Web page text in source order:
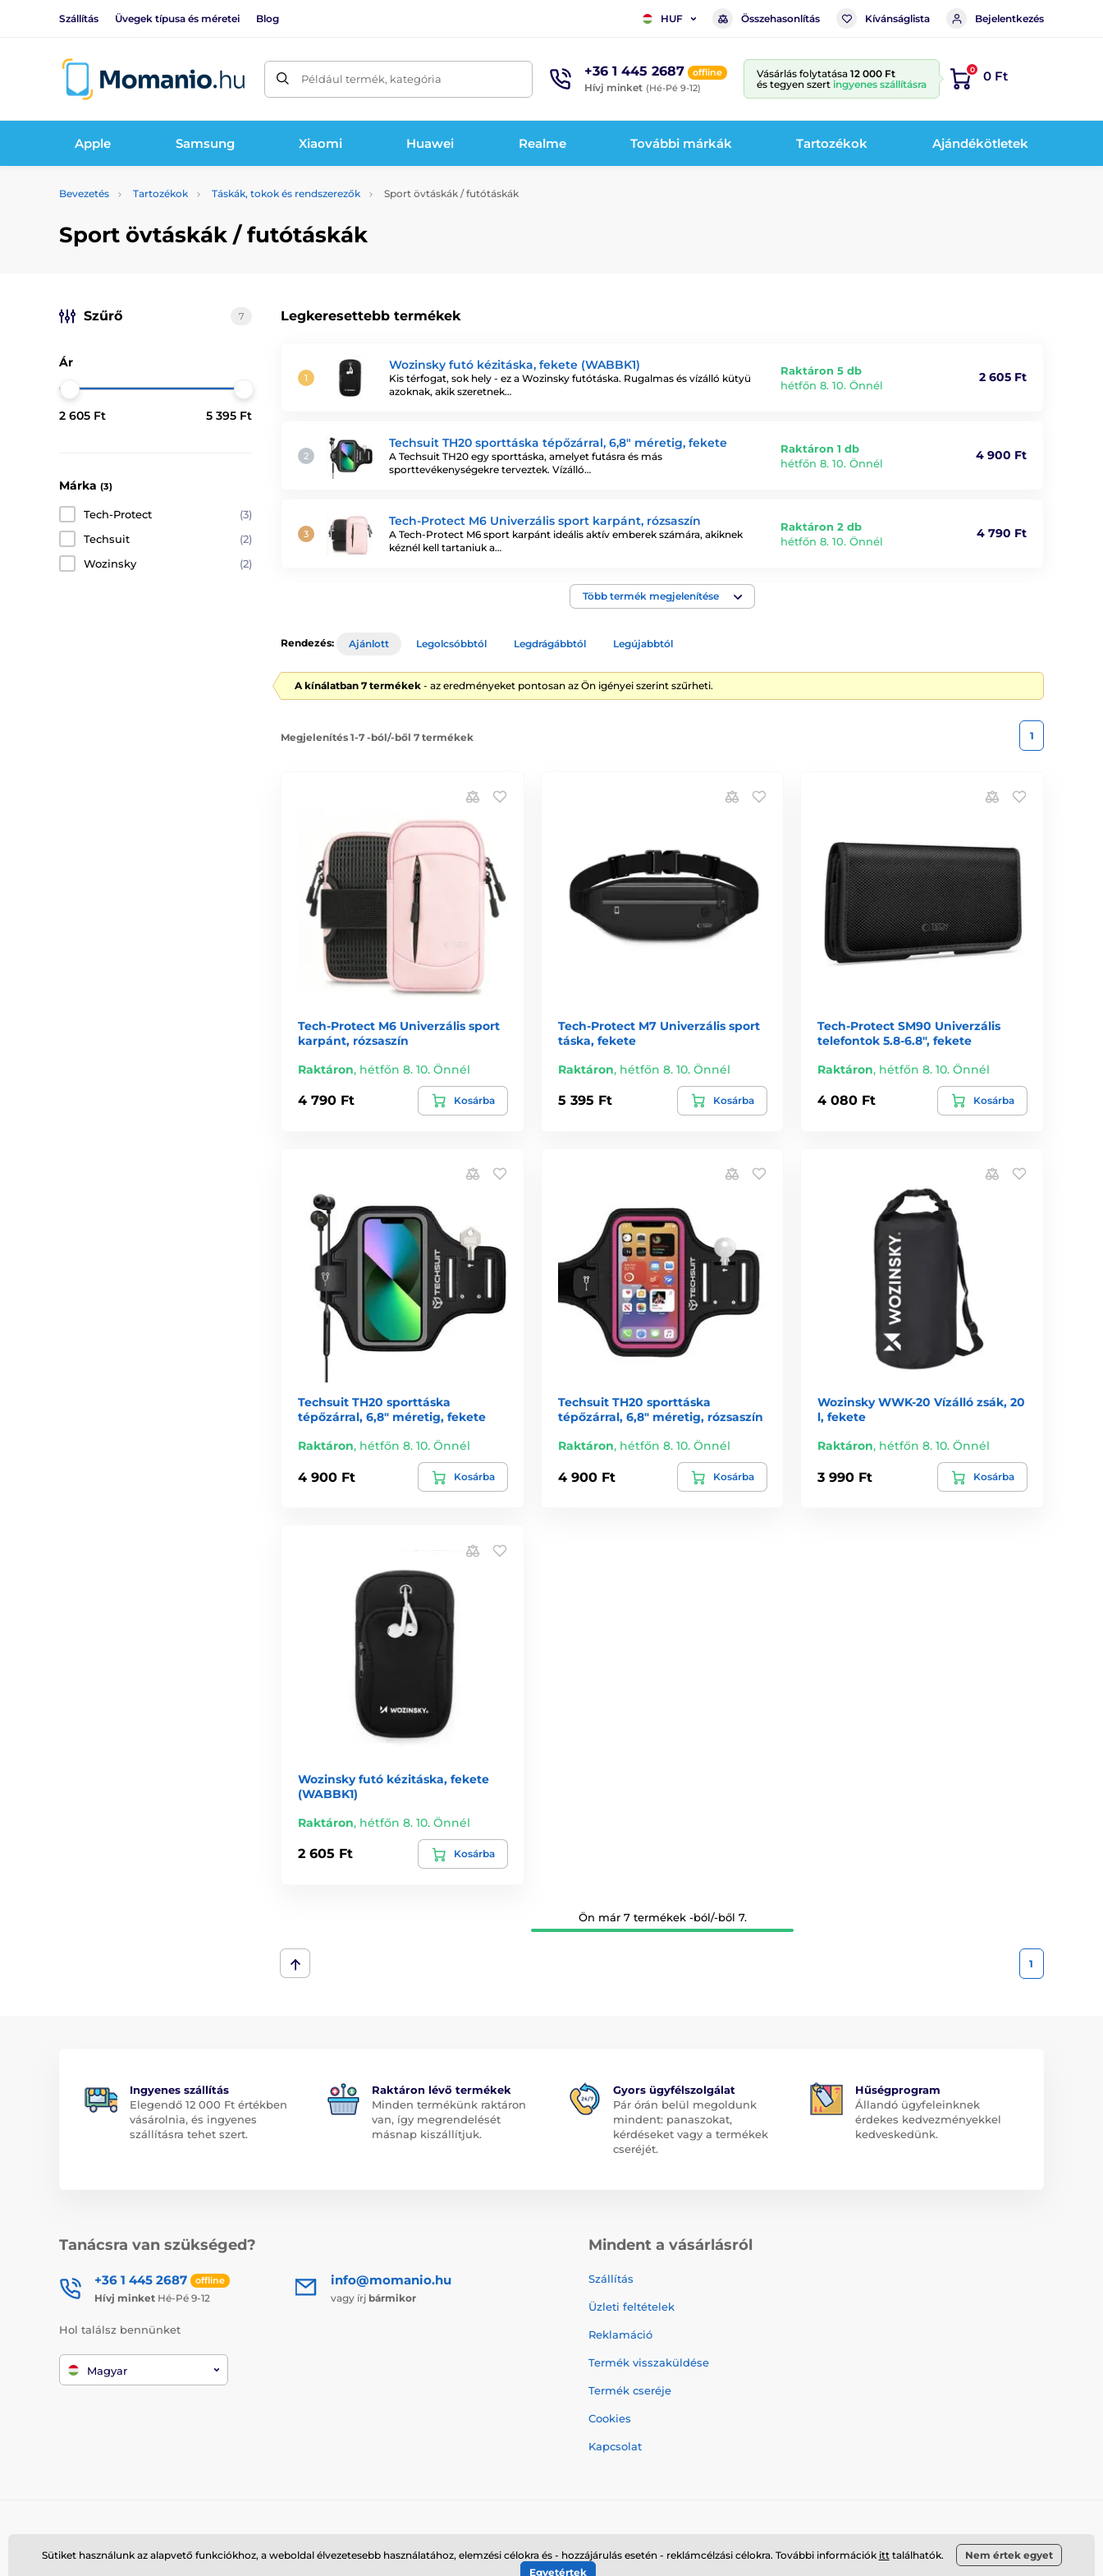
Szállítás Üvegek típusa és méretei Blog HUF Összehasonlítás Kívánságlista Bejelentkezés
Például termék, kategória +36 1 445 2687 offline
Hívj minket (Hé-Pé 9-12)
Vásárlás folytatása 12 000 Ft
és tegyen szert ingyenes szállításra
0 0 Ft
Apple Samsung Xiaomi Huawei Realme További márkák Tartozékok Ajándékötletek
Bevezetés Tartozékok Táskák, tokok és rendszerezők Sport övtáskák / futótáskák
Sport övtáskák / futótáskák
Legkeresettebb termékek
Wozinsky futó kézitáska, fekete (WABBK1)
Kis térfogat, sok hely - ez a Wozinsky futótáska. Rugalmas és vízálló kütyü
azoknak, akik szeretnek…
Raktáron 5 db
hétfőn 8. 10. Önnél
2 605 Ft
Techsuit TH20 sporttáska tépőzárral, 6,8" méretig, fekete
A Techsuit TH20 egy sporttáska, amelyet futásra és más
sporttevékenységekre terveztek. Vízálló…
Raktáron 1 db
hétfőn 8. 10. Önnél
4 900 Ft
Tech-Protect M6 Univerzális sport karpánt, rózsaszín
A Tech-Protect M6 sport karpánt ideális aktív emberek számára, akiknek
kéznél kell tartaniuk a…
Raktáron 2 db
hétfőn 8. 10. Önnél
4 790 Ft
Több termék megjelenítése
Szűrő 7
Ár
2 605 Ft 5 395 Ft
Márka (3)
Tech-Protect
(3)
Techsuit
(2)
Wozinsky
(2)
Rendezés: Ajánlott Legolcsóbbtól Legdrágábbtól Legújabbtól
A kínálatban 7 termékek - az eredményeket pontosan az Ön igényei szerint szűrheti.
Megjelenítés 1-7 -ból/-ből 7 termékek 1
Tech-Protect M6 Univerzális sport
karpánt, rózsaszín
Raktáron, hétfőn 8. 10. Önnél
4 790 Ft Kosárba
Tech-Protect M7 Univerzális sport
táska, fekete
Raktáron, hétfőn 8. 10. Önnél
5 395 Ft Kosárba
Tech-Protect SM90 Univerzális
telefontok 5.8-6.8", fekete
Raktáron, hétfőn 8. 10. Önnél
4 080 Ft Kosárba
Techsuit TH20 sporttáska
tépőzárral, 6,8" méretig, fekete
Raktáron, hétfőn 8. 10. Önnél
4 900 Ft Kosárba
Techsuit TH20 sporttáska
tépőzárral, 6,8" méretig, rózsaszín
Raktáron, hétfőn 8. 10. Önnél
4 900 Ft Kosárba
Wozinsky WWK-20 Vízálló zsák, 20
l, fekete
Raktáron, hétfőn 8. 10. Önnél
3 990 Ft Kosárba
Wozinsky futó kézitáska, fekete
(WABBK1)
Raktáron, hétfőn 8. 10. Önnél
2 605 Ft Kosárba
Ön már 7 termékek -ból/-ből 7.
1
Ingyenes szállítás
Elegendő 12 000 Ft értékben
vásárolnia, és ingyenes
szállításra tehet szert.
Raktáron lévő termékek
Minden termékünk raktáron
van, így megrendelését
másnap kiszállítjuk.
Gyors ügyfélszolgálat
Pár órán belül megoldunk
mindent: panaszokat,
kérdéseket vagy a termékek
cseréjét.
Hűségprogram
Állandó ügyfeleinknek
érdekes kedvezményekkel
kedveskedünk.
Tanácsra van szükséged?
+36 1 445 2687 offline
Hívj minket Hé-Pé 9-12
info@momanio.hu
vagy írj bármikor
Hol találsz bennünket
Magyar
Mindent a vásárlásról
Szállítás
Üzleti feltételek
Reklamáció
Termék visszaküldése
Termék cseréje
Cookies
Kapcsolat
Sütiket használunk az alapvető funkciókhoz, a weboldal élvezetesebb használatához, elemzési célokra és - hozzájárulás esetén - reklámcélzási célokra. További információk itttalálhatók.
Nem értek egyet
Egyetértek